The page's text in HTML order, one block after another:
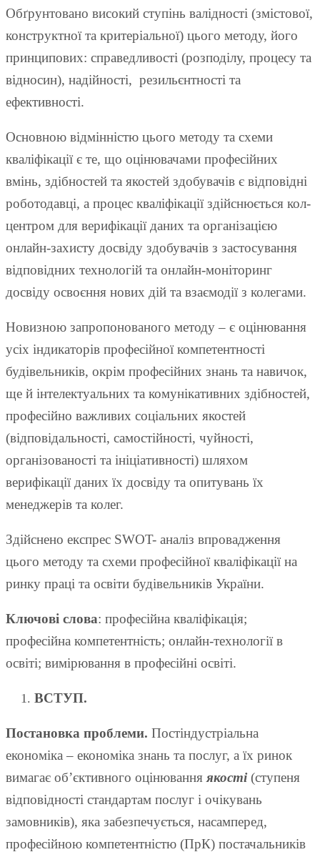
Обґрунтовано високий ступінь валідності (змістової,
конструктної та критеріальної) цього методу, його
принципових: справедливості (розподілу, процесу та
відносин), надійності, резильєнтності та
ефективності.
Основною відмінністю цього методу та схеми
кваліфікації є те, що оцінювачами професійних
вмінь, здібностей та якостей здобувачів є відповідні
роботодавці, а процес кваліфікації здійснюється кол-
центром для верифікації даних та організацією
онлайн-захисту досвіду здобувачів з застосування
відповідних технологій та онлайн-моніторинг
досвіду освоєння нових дій та взаємодії з колегами.
Новизною запропонованого методу – є оцінювання
усіх індикаторів професійної компетентності
будівельників, окрім професійних знань та навичок,
ще й інтелектуальних та комунікативних здібностей,
професійно важливих соціальних якостей
(відповідальності, самостійності, чуйності,
організованості та ініціативності) шляхом
верифікації даних їх досвіду та опитувань їх
менеджерів та колег.
Здійснено експрес SWOT- аналіз впровадження
цього методу та схеми професійної кваліфікації на
ринку праці та освіти будівельників України.
Ключові слова: професійна кваліфікація;
професійна компетентність; онлайн-технології в
освіті; вимірювання в професійні освіті.
ВСТУП.
Постановка проблеми. Постіндустріальна
економіка – економіка знань та послуг, а їх ринок
вимагає об’єктивного оцінювання якості(ступеня
відповідності стандартам послуг і очікувань
замовників), яка забезпечується, насамперед,
професійною компетентністю (ПрК) постачальників